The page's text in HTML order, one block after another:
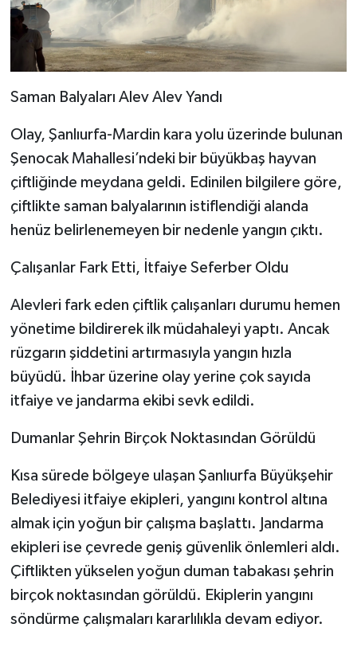
​Saman Balyaları Alev Alev Yandı
​Olay, Şanlıurfa-Mardin kara yolu üzerinde bulunan
Şenocak Mahallesi’ndeki bir büyükbaş hayvan
çiftliğinde meydana geldi. Edinilen bilgilere göre,
çiftlikte saman balyalarının istiflendiği alanda
henüz belirlenemeyen bir nedenle yangın çıktı.
​Çalışanlar Fark Etti, İtfaiye Seferber Oldu
​Alevleri fark eden çiftlik çalışanları durumu hemen
yönetime bildirerek ilk müdahaleyi yaptı. Ancak
rüzgarın şiddetini artırmasıyla yangın hızla
büyüdü. İhbar üzerine olay yerine çok sayıda
itfaiye ve jandarma ekibi sevk edildi.
​Dumanlar Şehrin Birçok Noktasından Görüldü
​Kısa sürede bölgeye ulaşan Şanlıurfa Büyükşehir
Belediyesi itfaiye ekipleri, yangını kontrol altına
almak için yoğun bir çalışma başlattı. Jandarma
ekipleri ise çevrede geniş güvenlik önlemleri aldı.
Çiftlikten yükselen yoğun duman tabakası şehrin
birçok noktasından görüldü. Ekiplerin yangını
söndürme çalışmaları kararlılıkla devam ediyor.